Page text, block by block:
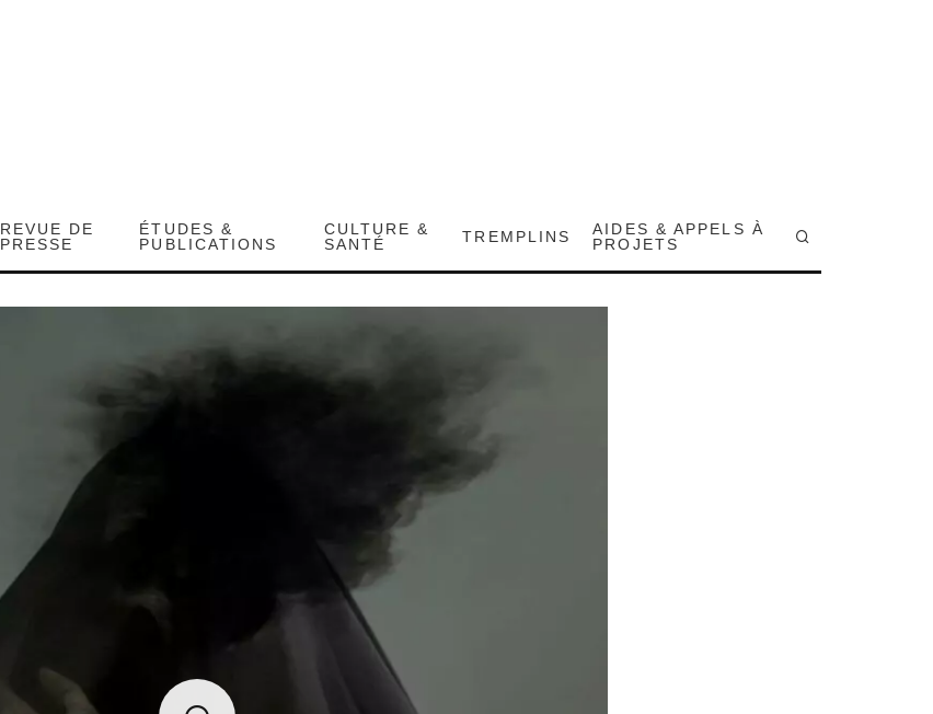
REVUE DE
PRESSE
ÉTUDES &
PUBLICATIONS
CULTURE &
SANTÉ
TREMPLINS
AIDES & APPELS À
PROJETS